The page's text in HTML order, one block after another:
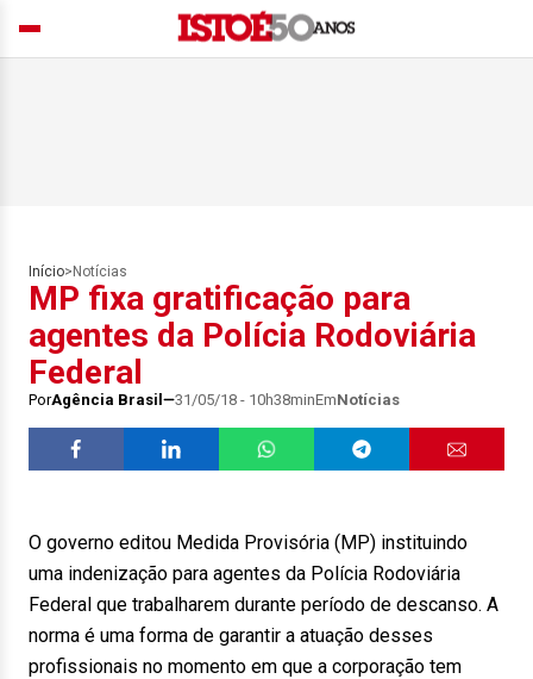
Início> Notícias
MP fixa gratificação para
agentes da Polícia Rodoviária
Federal
PorAgência Brasil 31/05/18 - 10h38minEmNotícias
O governo editou Medida Provisória (MP) instituindo
uma indenização para agentes da Polícia Rodoviária
Federal que trabalharem durante período de descanso. A
norma é uma forma de garantir a atuação desses
profissionais no momento em que a corporação tem